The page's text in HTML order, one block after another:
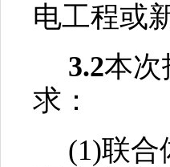
电工程或
3.2本次
求：
(1)联合